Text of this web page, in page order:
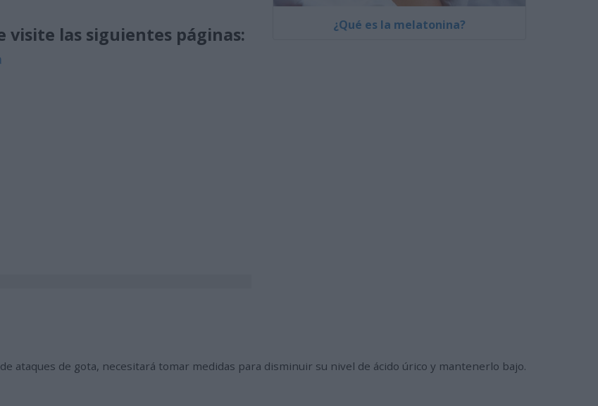
visite las siguientes páginas: ¿Qué es la melatonina?
ataques de gota, necesitará tomar medidas para disminuir su nivel de ácido úrico y mantenerlo bajo.